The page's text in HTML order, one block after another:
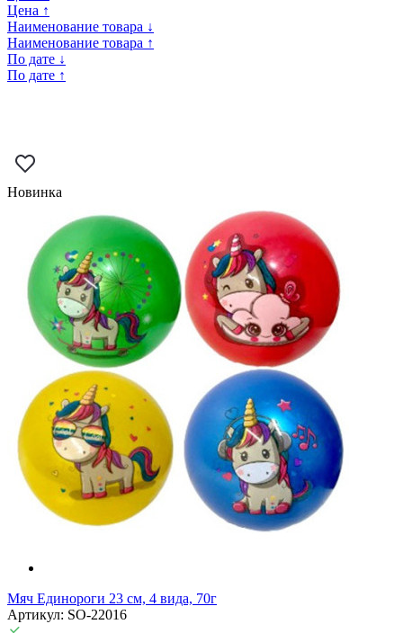
Цена ↑
Наименование товара ↓
Наименование товара ↑
По дате ↓
По дате ↑
Новинка
Мяч Единороги 23 см, 4 вида, 70г
Артикул: SO-22016